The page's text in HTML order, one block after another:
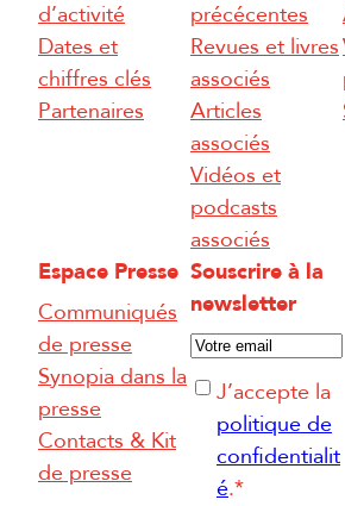
d’activité
Dates et
chiffres clés
Partenaires
précécentes
Revues et livres
associés
Articles
associés
Vidéos et
podcasts
associés
Espace Presse
Communiqués
de presse
Synopia dans la
presse
Contacts & Kit
de presse
Souscrire à la
newsletter
E
-R J’accepte la
politique de
confidentialit
é.*